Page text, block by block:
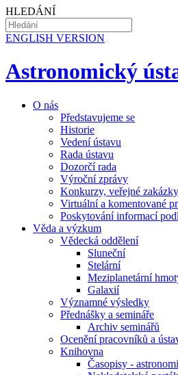
HLEDÁNÍ
ENGLISH VERSION
Astronomický
O nás
Představujeme se
Historie
Vedení ústavu
Rada ústavu
Dozorčí rada
Výroční zprávy
Konkurzy, veřejné zakázky
Virtuální a komentované
Poskytování informací
Věda a výzkum
Vědecká oddělení
Sluneční
Stelární
Meziplanetární
Galaxií
Významné výsledky
Přednášky a semináře
Archiv seminářů
Ocenění pracovníků a
Knihovna
Časopisy -